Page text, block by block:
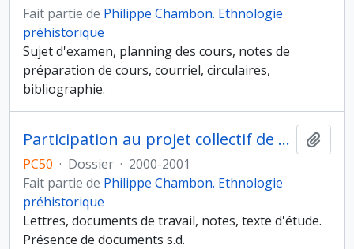
Fait partie de Philippe Chambon. Ethnologie
préhistorique
Sujet d'examen, planning des cours, notes de
préparation de cours, courriel, circulaires,
bibliographie.
Participation au projet collectif de recherche (PCR) "Dynamique d'occupation humaine de la Bassée et du confluent Seine-Yonne dans le contexte local et régional, à partir de 7000 avant notre ère"
PC50 · Dossier · 2000-2001
Fait partie de Philippe Chambon. Ethnologie
préhistorique
Lettres, documents de travail, notes, texte d'étude.
Présence de documents s.d.